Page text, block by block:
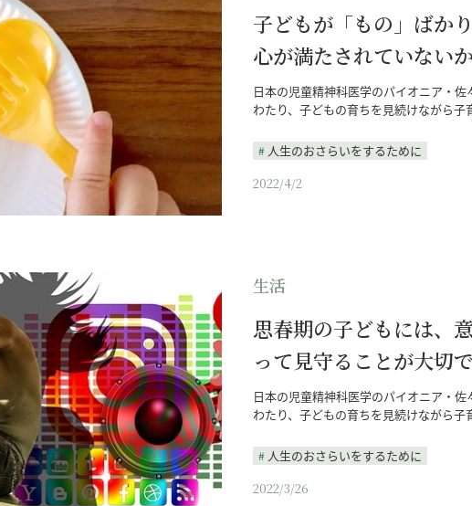
子どもが「もの」ばか
心が満たされていない
日本の児童精神科医学のパイオニア・
わたり、子どもの育ちを見続けながら
人生のおさらいをするために
2022/4/2
生活
思春期の子どもには、
って見守ることが大切
日本の児童精神科医学のパイオニア・
わたり、子どもの育ちを見続けながら
人生のおさらいをするために
2022/3/26